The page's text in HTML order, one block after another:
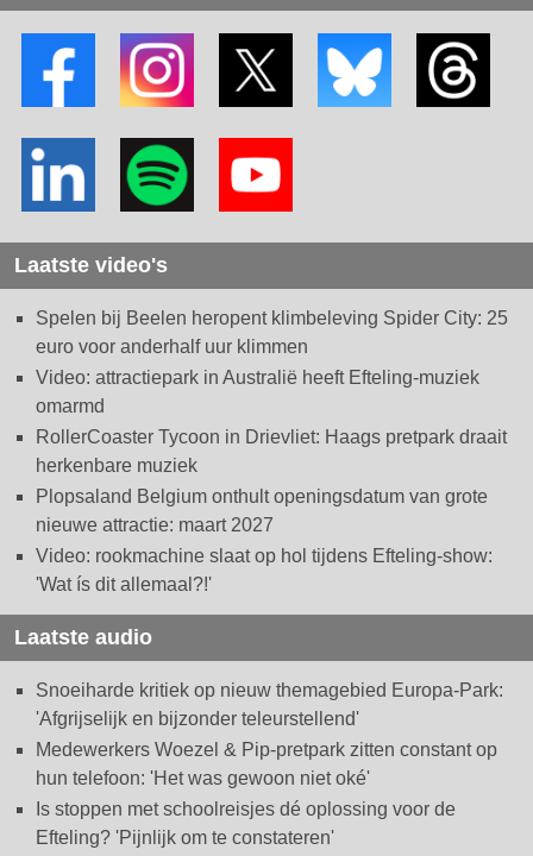
Laatste video's
Spelen bij Beelen heropent klimbeleving Spider City: 25
euro voor anderhalf uur klimmen
Video: attractiepark in Australië heeft Efteling-muziek
omarmd
RollerCoaster Tycoon in Drievliet: Haags pretpark draait
herkenbare muziek
Plopsaland Belgium onthult openingsdatum van grote
nieuwe attractie: maart 2027
Video: rookmachine slaat op hol tijdens Efteling-show:
'Wat ís dit allemaal?!'
Laatste audio
Snoeiharde kritiek op nieuw themagebied Europa-Park:
'Afgrijselijk en bijzonder teleurstellend'
Medewerkers Woezel & Pip-pretpark zitten constant op
hun telefoon: 'Het was gewoon niet oké'
Is stoppen met schoolreisjes dé oplossing voor de
Efteling? 'Pijnlijk om te constateren'